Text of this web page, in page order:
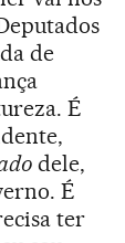
de
É
dele,
É
ter